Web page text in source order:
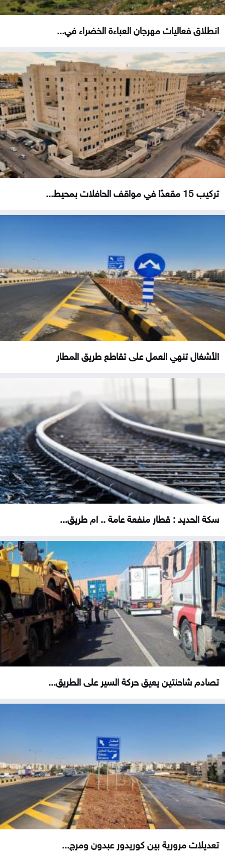
انطلاق فعاليات مهرجان العباءة الخضراء في...
تركيب 15 مقعدًا في مواقف الحافلات بمحيط...
الأشغال تنهي العمل على تقاطع طريق المطار
سكة الحديد : قطار منفعة عامة .. ام طريق...
تصادم شاحنتين يعيق حركة السير على الطريق...
تعديلات مرورية بين كوريدور عبدون ومرج...